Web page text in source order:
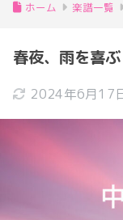
ホーム 楽譜一覧
春夜、雨を喜
2024年6月17